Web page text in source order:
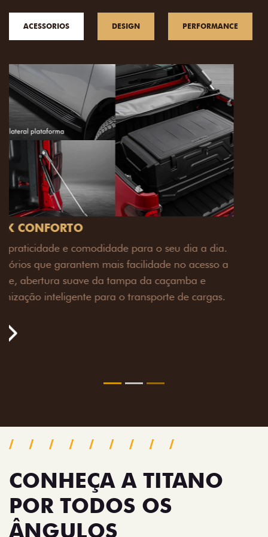
ACESSORIOS DESIGN PERFORMANCE
PACK OFF-ROAD
Prepare sua picape para qualquer desafio. O Pack
off-road combina engate de reboque para até 3,5
toneladas, alargadores de para-lamas e overbumper,
oferecendo mais capacidade de reboque, proteção
imponente para enfrentar qualquer terreno com
confiança.
Pack tecnologia
CONHEÇA A TITANO
POR TODOS OS
ÂNGULOS